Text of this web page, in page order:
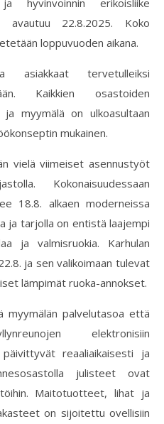
avautuu 22.8.2025. Koko
loppuvuoden aikana.
asiakkaat tervetulleiksi
Kaikkien osastoiden
myymälä on ulkoasultaan
mukainen.
vielä viimeiset asennustyöt
Kokonaisuudessaan
18.8. alkaen moderneissa
ja tarjolla on entistä laajempi
ja valmisruokia. Karhulan
ja sen valikoimaan tulevat
lämpimät ruoka-annokset.
myymälän palvelutasoa että
elektronisiin
reaaliaikaisesti ja
julisteet ovat
Maitotuotteet, lihat ja
on sijoitettu ovellisiin